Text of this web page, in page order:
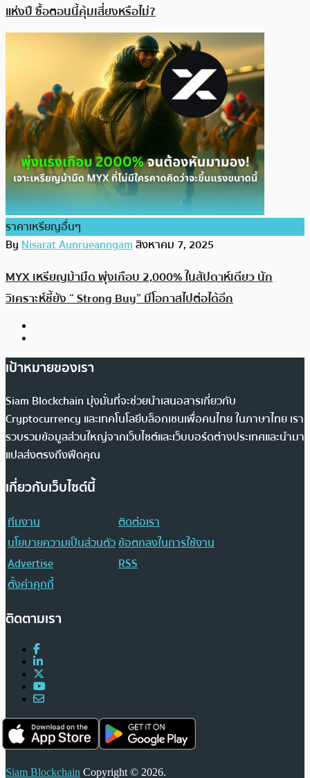
แห่งปี ซื้อตอนนี้คุ้มเสี่ยงหรือไม่?
ราคาเหรียญอื่นๆ
ByNisarat Aunrueanngamสิงหาคม 7, 2025
MYX เหรียญม้ามืด พุ่งเกือบ 2,000% ในสัปดาห์เดียว นัก
วิเคราะห์ชี้ยัง “ Strong Buy” มีโอกาสไปต่อได้อีก
เป้าหมายของเรา
Siam Blockchain มุ่งมั่นที่จะช่วยนำเสนอสารเกี่ยวกับ
Cryptocurrency และเทคโนโลยีบล็อกเชนเพื่อคนไทย ในภาษาไทย เรา
รวบรวมข้อมูลส่วนใหญ่จากเว็บไซต์และเว็บบอร์ดต่างประเทศและนำมา
แปลส่งตรงถึงฟีดคุณ
เกี่ยวกับเว็บไซต์นี้
ทีมงาน
ติดต่อเรา
นโยบายความเป็นส่วนตัวข้อตกลงในการใช้งาน
Advertise
RSS
ตั้งค่าคุกกี้
ติดตามเรา
Siam Blockchain Copyright © 2026.